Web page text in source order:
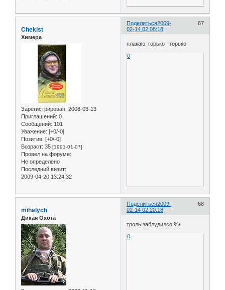
Поделиться 67
2009-
02-14 02:08:18
Chekist
Химера
Зарегистрирован: 2008-03-13
Приглашений: 0
Сообщений: 101
Уважение: [+0/-0]
Позитив: [+0/-0]
Возраст: 35 [1991-01-07]
Провел на форуме:
Не определено
Последний визит:
2009-04-20 13:24:32
плакаю. горько - горько
0
Поделиться 68
2009-
02-14 02:20:18
mihalych
Дикая Охота
троль заблудилсо %/
0